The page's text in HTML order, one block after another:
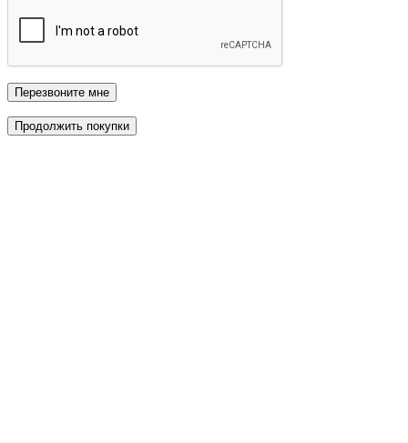
Перезвоните мне
Продолжить покупки